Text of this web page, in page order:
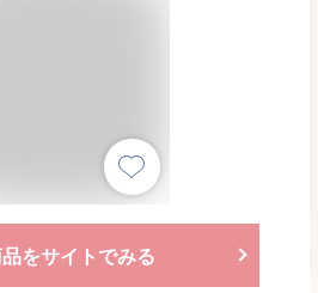
をサイトでみる